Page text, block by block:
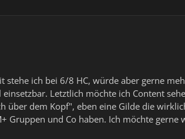
ich bei 6/8 HC, würde aber gerne
Letztlich möchte ich Content
über dem Kopf", eben eine Gilde die
Gruppen und Co haben. Ich möchte gerne